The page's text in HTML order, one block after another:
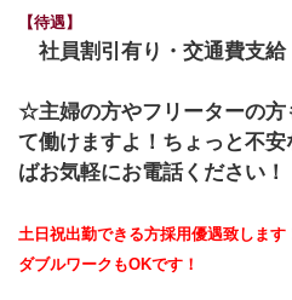
【待遇】
社員割引有り・交通費支給
☆主婦の方やフリーターの方
て働けますよ！ ちょっと不
ばお気軽にお電話ください！
土日祝出勤できる方採用優遇致します
ダブルワークもOKです！